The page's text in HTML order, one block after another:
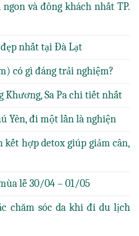
và đông khách nhất TP.
nhất tại Đà Lạt
có gì đáng trải nghiệm?
Sa Pa chi tiết nhất
Yên, đi một lần là nghiện
hợp detox giúp giảm cân,
lễ 30/04 – 01/05
chăm sóc da khi đi du lịch